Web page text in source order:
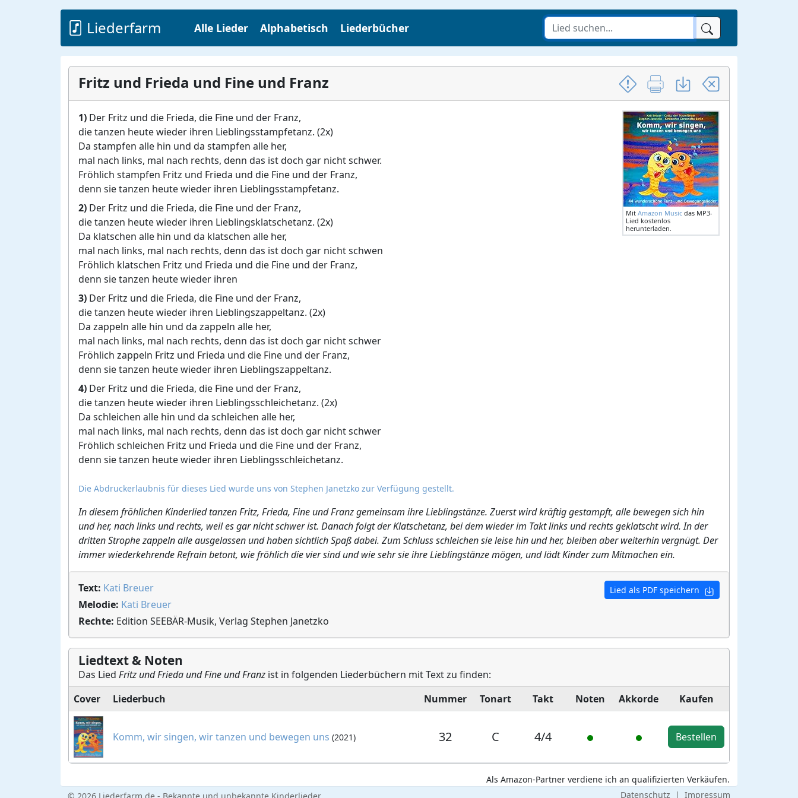
Liederfarm Alle Lieder Alphabetisch Liederbücher
Fritz und Frieda und Fine und Franz
Mit Amazon Music das MP3-
Lied kostenlos
herunterladen.
1) Der Fritz und die Frieda, die Fine und der Franz,
die tanzen heute wieder ihren Lieblingsstampfetanz. (2x)
Da stampfen alle hin und da stampfen alle her,
mal nach links, mal nach rechts, denn das ist doch gar nicht schwer.
Fröhlich stampfen Fritz und Frieda und die Fine und der Franz,
denn sie tanzen heute wieder ihren Lieblingsstampfetanz.
2) Der Fritz und die Frieda, die Fine und der Franz,
die tanzen heute wieder ihren Lieblingsklatschetanz. (2x)
Da klatschen alle hin und da klatschen alle her,
mal nach links, mal nach rechts, denn das ist doch gar nicht schwen
Fröhlich klatschen Fritz und Frieda und die Fine und der Franz,
denn sie tanzen heute wieder ihren
3) Der Fritz und die Frieda, die Fine und der Franz,
die tanzen heute wieder ihren Lieblingszappeltanz. (2x)
Da zappeln alle hin und da zappeln alle her,
mal nach links, mal nach rechts, denn das ist doch gar nicht schwer
Fröhlich zappeln Fritz und Frieda und die Fine und der Franz,
denn sie tanzen heute wieder ihren Lieblingszappeltanz.
4) Der Fritz und die Frieda, die Fine und der Franz,
die tanzen heute wieder ihren Lieblingsschleichetanz. (2x)
Da schleichen alle hin und da schleichen alle her,
mal nach links, mal nach rechts, denn das ist doch gar nicht schwer
Fröhlich schleichen Fritz und Frieda und die Fine und der Franz,
denn sie tanzen heute wieder ihren Lieblingsschleichetanz.
Die Abdruckerlaubnis für dieses Lied wurde uns von Stephen Janetzko zur Verfügung gestellt.
In diesem fröhlichen Kinderlied tanzen Fritz, Frieda, Fine und Franz gemeinsam ihre Lieblingstänze. Zuerst wird kräftig gestampft, alle bewegen sich hin
und her, nach links und rechts, weil es gar nicht schwer ist. Danach folgt der Klatschetanz, bei dem wieder im Takt links und rechts geklatscht wird. In der
dritten Strophe zappeln alle ausgelassen und haben sichtlich Spaß dabei. Zum Schluss schleichen sie leise hin und her, bleiben aber weiterhin vergnügt. Der
immer wiederkehrende Refrain betont, wie fröhlich die vier sind und wie sehr sie ihre Lieblingstänze mögen, und lädt Kinder zum Mitmachen ein.
Lied als PDF speichern
Text: Kati Breuer
Melodie: Kati Breuer
Rechte: Edition SEEBÄR-Musik, Verlag Stephen Janetzko
Liedtext & Noten
Das Lied Fritz und Frieda und Fine und Franz ist in folgenden Liederbüchern mit Text zu finden:
Cover
Liederbuch Nummer Tonart Takt Noten Akkorde Kaufen
Komm, wir singen, wir tanzen und bewegen uns (2021) 32 C 4/4 Bestellen
Als Amazon-Partner verdiene ich an qualifizierten Verkäufen.
Datenschutz | Impressum